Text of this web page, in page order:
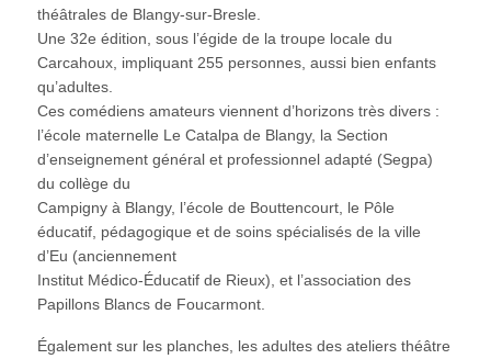
théâtrales de Blangy-sur-Bresle.
Une 32e édition, sous l’égide de la troupe locale du
Carcahoux, impliquant 255 personnes, aussi bien enfants
qu’adultes.
Ces comédiens amateurs viennent d’horizons très divers :
l’école maternelle Le Catalpa de Blangy, la Section
d’enseignement général et professionnel adapté (Segpa)
du collège du
Campigny à Blangy, l’école de Bouttencourt, le Pôle
éducatif, pédagogique et de soins spécialisés de la ville
d’Eu (anciennement
Institut Médico-Éducatif de Rieux), et l’association des
Papillons Blancs de Foucarmont.
Également sur les planches, les adultes des ateliers théâtre